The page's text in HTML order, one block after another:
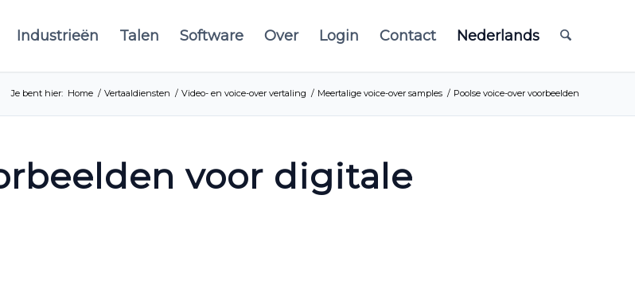
Industrieën Talen Software Over Login Contact Nederlands
Je bent hier: Home / Vertaaldiensten / Video- en voice-over vertaling / Meertalige voice-over samples / Poolse voice-over voorbeelden
voor digitale